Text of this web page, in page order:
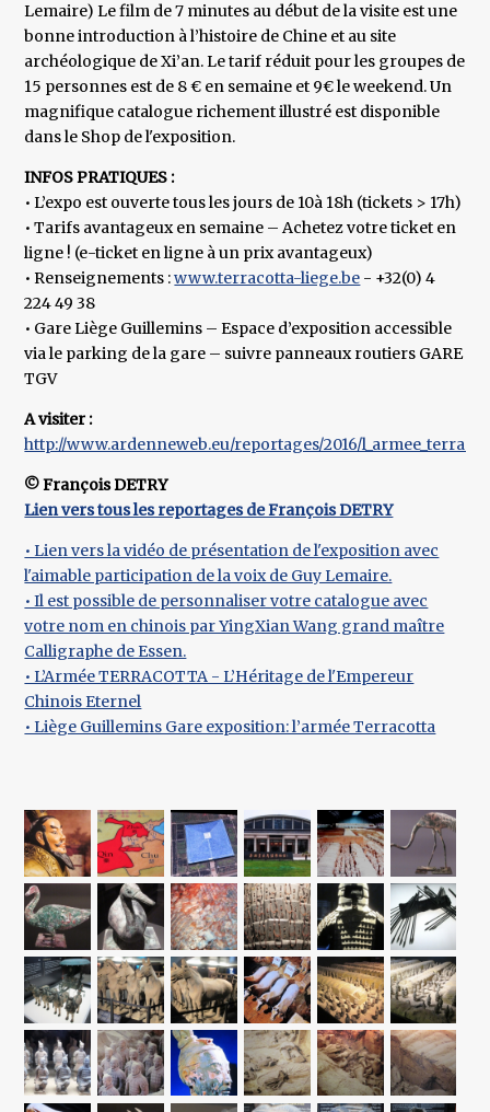
Lemaire) Le film de 7 minutes au début de la visite est une
bonne introduction à l’histoire de Chine et au site
archéologique de Xi’an. Le tarif réduit pour les groupes de
15 personnes est de 8 € en semaine et 9€ le weekend. Un
magnifique catalogue richement illustré est disponible
dans le Shop de l'exposition.
INFOS PRATIQUES :
• L’expo est ouverte tous les jours de 10à 18h (tickets > 17h)
• Tarifs avantageux en semaine – Achetez votre ticket en
ligne ! (e-ticket en ligne à un prix avantageux)
• Renseignements :www.terracotta-liege.be - +32(0) 4
224 49 38
• Gare Liège Guillemins – Espace d’exposition accessible
via le parking de la gare – suivre panneaux routiers GARE
TGV
A visiter :
http://www.ardenneweb.eu/reportages/2016/
© François DETRY
Lien vers tous les reportages de François DETRY
• Lien vers la vidéo de présentation de l'exposition avec
l'aimable participation de la voix de Guy Lemaire.
• Il est possible de personnaliser votre catalogue avec
votre nom en chinois par YingXian Wang grand maître
Calligraphe de Essen.
• L’Armée TERRACOTTA - L’Héritage de l'Empereur
Chinois Eternel
• Liège Guillemins Gare exposition: l’armée Terracotta